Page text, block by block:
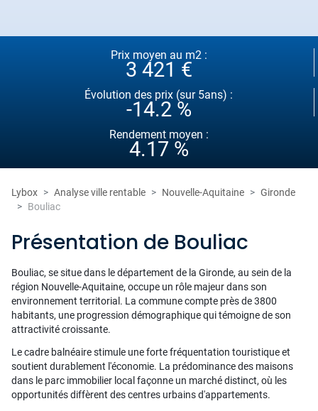
Prix moyen au m2 :
3 421 €
Évolution des prix (sur 5ans) :
-14.2 %
Rendement moyen :
4.17 %
Lybox Analyse ville rentable Nouvelle-Aquitaine
Gironde
Bouliac
Présentation de Bouliac
Bouliac, se situe dans le département de la Gironde, au sein de la
région Nouvelle-Aquitaine, occupe un rôle majeur dans son
environnement territorial. La commune compte près de 3800
habitants, une progression démographique qui témoigne de son
attractivité croissante.
Le cadre balnéaire stimule une forte fréquentation touristique et
soutient durablement l'économie. La prédominance des maisons
dans le parc immobilier local façonne un marché distinct, où les
opportunités diffèrent des centres urbains d'appartements.